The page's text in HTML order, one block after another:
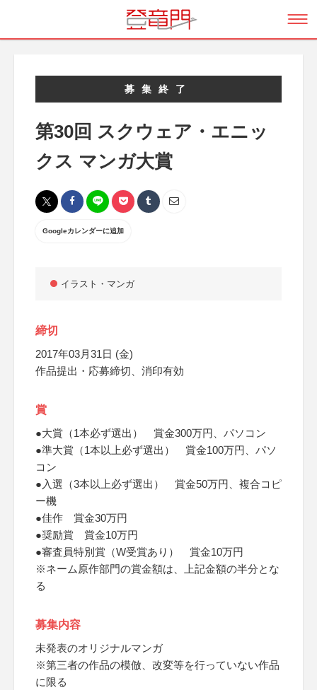
募集終了
第30回 スクウェア・エニッ
クス マンガ大賞
Googleカレンダーに追加
イラスト・マンガ
締切
2017年03月31日 (金)
作品提出・応募締切、消印有効
賞
●大賞（1本必ず選出） 賞金300万円、パソコン
●準大賞（1本以上必ず選出） 賞金100万円、パソ
コン
●入選（3本以上必ず選出） 賞金50万円、複合コピ
ー機
●佳作 賞金30万円
●奨励賞 賞金10万円
●審査員特別賞（W受賞あり） 賞金10万円
※ネーム原作部門の賞金額は、上記金額の半分とな
る
募集内容
未発表のオリジナルマンガ
※第三者の作品の模倣、改変等を行っていない作品
に限る